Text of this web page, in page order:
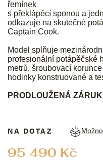
řemínek
s překlápěcí sponou a
odkazuje na skutečné
Captain Cook.
Model splňuje
profesionální potápěčské
metrů, šroubovací
hodinky konstruované a
PRODLOUŽENÁ
95 490 Kč
NA DOTAZ